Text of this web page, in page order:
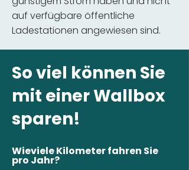
auf verfügbare öffentliche
Ladestationen angewiesen sind.
So viel können Sie
mit einer Wallbox
sparen!
Wieviele Kilometer fahren Sie
pro Jahr?